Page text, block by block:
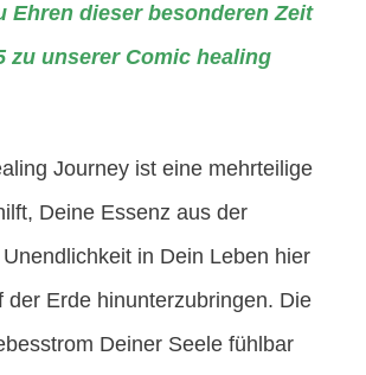
Ehren dieser besonderen Zeit
zu unserer Comic healing
Journey ist eine mehrteilige
Deine Essenz aus der
in Dein Leben hier
der Erde hinunterzubringen. Die
Deiner Seele fühlbar